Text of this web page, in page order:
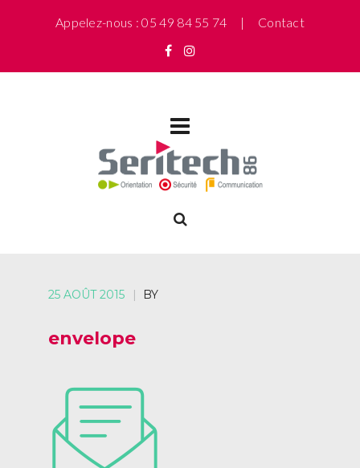
Appelez-nous : 05 49 84 55 74 | Contact
25 AOÛT 2015 | BY
envelope